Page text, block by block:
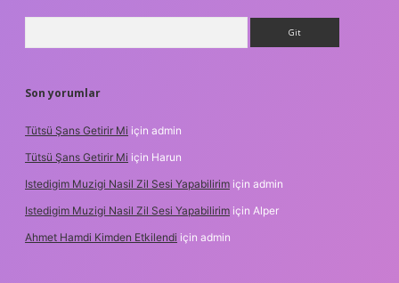
Son yorumlar
Tütsü Şans Getirir Mi için admin
Tütsü Şans Getirir Mi için Harun
Istedigim Muzigi Nasil Zil Sesi Yapabilirim için admin
Istedigim Muzigi Nasil Zil Sesi Yapabilirim için Alper
Ahmet Hamdi Kimden Etkilendi için admin